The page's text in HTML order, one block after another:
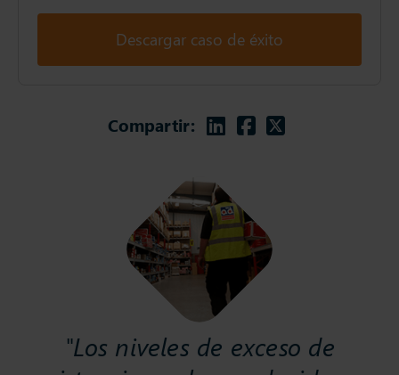
"Los niveles de exceso de
Descargar caso de éxito
Compartir: Linkedin
Facebook
Twitter